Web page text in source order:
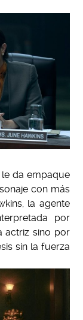
da empaque
con más
la agente
por
actriz sino por
sin la fuerza